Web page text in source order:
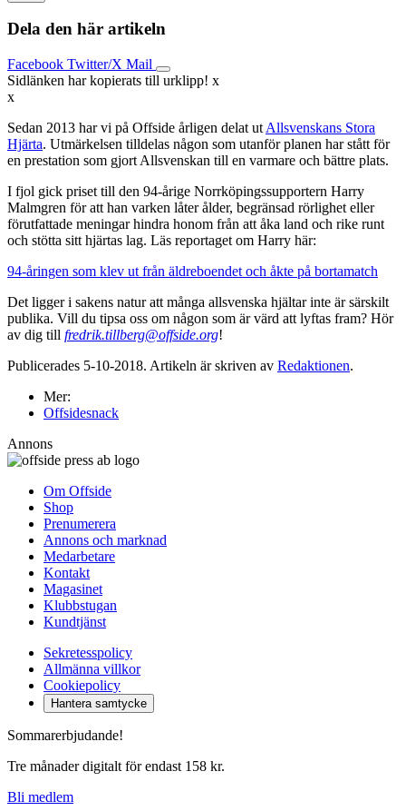
Dela den här artikeln
Facebook Twitter/X Mail
Sidlänken har kopierats till urklipp! x
x
Sedan 2013 har vi på Offside årligen delat ut Allsvenskans Stora
Hjärta. Utmärkelsen tilldelas någon som utanför planen har stått för
en prestation som gjort Allsvenskan till en varmare och bättre plats.
I fjol gick priset till den 94-årige Norrköpingssupportern Harry
Malmgren för att han varken låter ålder, begränsad rörlighet eller
förutfattade meningar hindra honom från att åka land och rike runt
och stötta sitt hjärtas lag. Läs reportaget om Harry här:
94-åringen som klev ut från äldreboendet och åkte på bortamatch
Det ligger i sakens natur att många allsvenska hjältar inte är särskilt
publika. Vill du tipsa oss om någon som är värd att lyftas fram? Hör
av dig till fredrik.tillberg@offside.org!
Publicerades 5-10-2018. Artikeln är skriven av Redaktionen.
Mer:
Offsidesnack
Annons
Om Offside
Shop
Prenumerera
Annons och marknad
Medarbetare
Kontakt
Magasinet
Klubbstugan
Kundtjänst
Sekretesspolicy
Allmänna villkor
Cookiepolicy
Hantera samtycke
Sommarerbjudande!
Tre månader digitalt för endast 158 kr.
Bli medlem